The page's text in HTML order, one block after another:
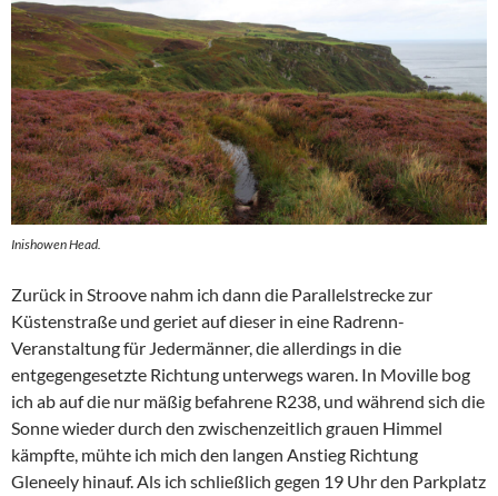
Inishowen Head.
Zurück in Stroove nahm ich dann die Parallelstrecke zur
Küstenstraße und geriet auf dieser in eine Radrenn-
Veranstaltung für Jedermänner, die allerdings in die
entgegengesetzte Richtung unterwegs waren. In Moville bog
ich ab auf die nur mäßig befahrene R238, und während sich die
Sonne wieder durch den zwischenzeitlich grauen Himmel
kämpfte, mühte ich mich den langen Anstieg Richtung
Gleneely hinauf. Als ich schließlich gegen 19 Uhr den Parkplatz